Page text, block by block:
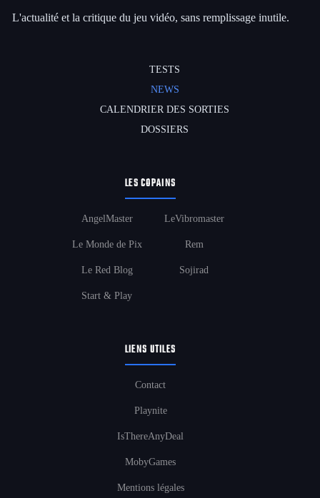
L'actualité et la critique du jeu vidéo, sans remplissage inutile.
TESTS
NEWS
CALENDRIER DES SORTIES
DOSSIERS
LES COPAINS
AngelMaster
Le Monde de Pix
Le Red Blog
Start & Play
LeVibromaster
Rem
Sojirad
LIENS UTILES
Contact
Playnite
IsThereAnyDeal
MobyGames
Mentions légales